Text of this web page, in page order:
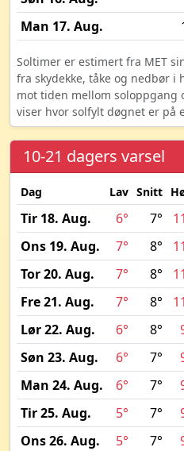
Man 17. Aug.
Soltimer er estimert fra MET
fra skydekke, tåke og nedbør i
mot tiden mellom soloppgang
viser hvor solfylt døgnet er på
10-21 dagers varsel
Dag Lav Snitt
Tir 18. Aug. 6° 7°
Ons 19. Aug.
7° 8°
Tor 20. Aug.
7° 8°
Fre 21. Aug.
7° 8°
Lør 22. Aug.
6° 8°
Søn 23. Aug.
6° 7°
Man 24. Aug.
6° 7°
Tir 25. Aug.
5° 7°
Ons 26. Aug.
5° 7°